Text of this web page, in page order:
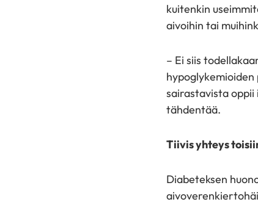
kuitenkin
aivoihin tai
– Ei siis
sairastavista oppii
tähdentää.
Tiivis yhteys
Diabeteksen